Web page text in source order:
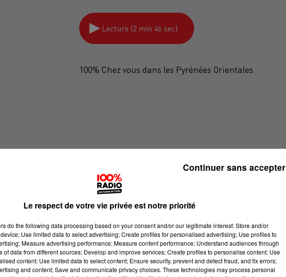
Lecture (2 min 46 sec)
100% Chez vous dans les Pyrénées Orientales
Le respect de votre vie privée est notre priorité
do the following data processing based on your consent and/or our legitimate interest: Store and/or
Use limited data to select advertising; Create profiles for personalised advertising; Use profiles to
Measure advertising performance; Measure content performance; Understand audiences through
of data from different sources; Develop and improve services; Create profiles to personalise content; Use
content; Use limited data to select content; Ensure security, prevent and detect fraud, and fix errors;
and content; Save and communicate privacy choices. These technologies may process personal
Continuer sans accepter